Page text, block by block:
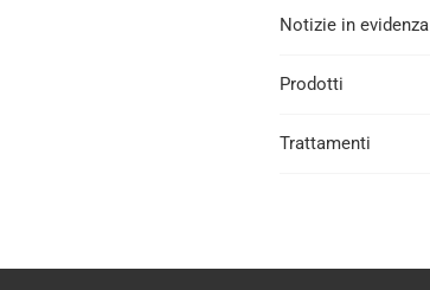
Notizie in evidenza
Prodotti
Trattamenti